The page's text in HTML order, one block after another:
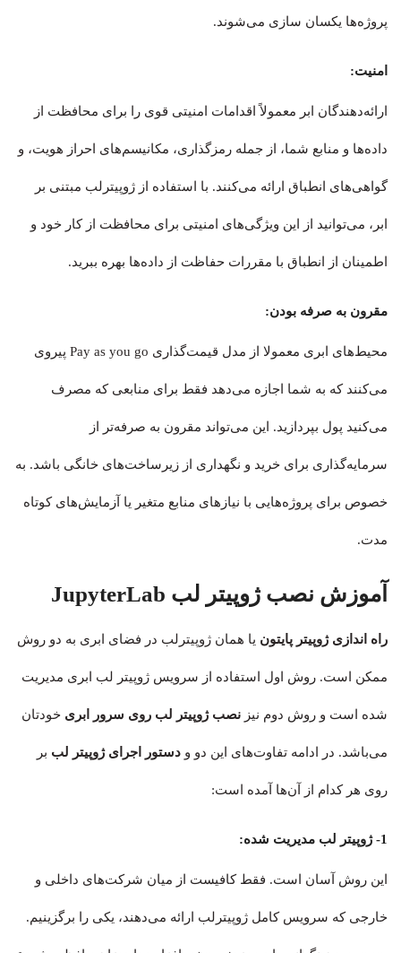
پروژه‌ها یکسان سازی می‌شوند.
امنیت:
ارائه‌دهندگان ابر معمولاً اقدامات امنیتی قوی را برای محافظت از
داده‌ها و منابع شما، از جمله رمزگذاری، مکانیسم‌های احراز هویت، و
گواهی‌های انطباق ارائه می‌کنند. با استفاده از ژوپیترلب مبتنی بر
ابر، می‌توانید از این ویژگی‌های امنیتی برای محافظت از کار خود و
اطمینان از انطباق با مقررات حفاظت از داده‌ها بهره ببرید.
مقرون به صرفه بودن:
محیط‌های ابری معمولا از مدل قیمت‌گذاری Pay as you go پیروی
می‌کنند که به شما اجازه می‌دهد فقط برای منابعی که مصرف
می‌کنید پول بپردازید. این می‌تواند مقرون به صرفه‌تر از
سرمایه‌گذاری برای خرید و نگهداری از زیرساخت‌های خانگی باشد. به
خصوص برای پروژه‌هایی با نیازهای منابع متغیر یا آزمایش‌های کوتاه
مدت.
آموزش نصب ژوپیتر لب JupyterLab
راه اندازی ژوپیتر پایتون یا همان ژوپیترلب در فضای ابری به دو روش
ممکن است. روش اول استفاده از سرویس ژوپیتر لب ابری مدیریت
شده است و روش دوم نیز نصب ژوپیتر لب روی سرور ابری خودتان
می‌باشد. در ادامه تفاوت‌های این دو و دستور اجرای ژوپیتر لب بر
روی هر کدام از آن‌ها آمده است:
1- ژوپیتر لب مدیریت شده:
این روش آسان است. فقط کافیست از میان شرکت‌های داخلی و
خارجی که سرویس کامل ژوپیترلب ارائه می‌دهند، یکی را برگزینیم.